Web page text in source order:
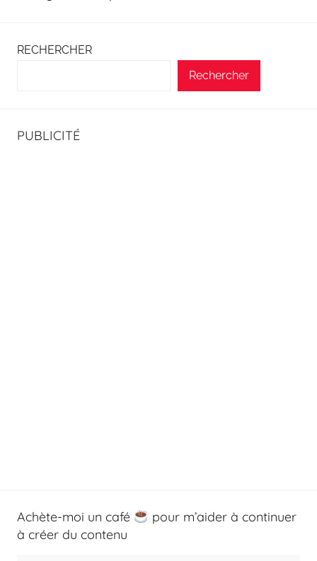
RECHERCHER
Rechercher
PUBLICITÉ
Achète-moi un café
pour m’aider à continuer
à créer du contenu